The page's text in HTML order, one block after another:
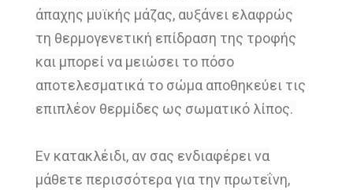
άπαχης μυϊκής μάζας, αυξάνει ελαφρώς
τη θερμογενετική επίδραση της τροφής
και μπορεί να μειώσει το πόσο
αποτελεσματικά το σώμα αποθηκεύει τις
επιπλέον θερμίδες ως σωματικό λίπος.
Εν κατακλέιδι, αν σας ενδιαφέρει να
μάθετε περισσότερα για τηνπρωτεΐνη,